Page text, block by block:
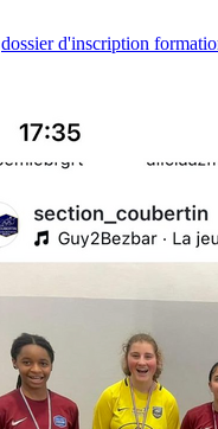
dossier d'inscription